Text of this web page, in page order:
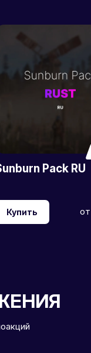
Pack RU
Купить от